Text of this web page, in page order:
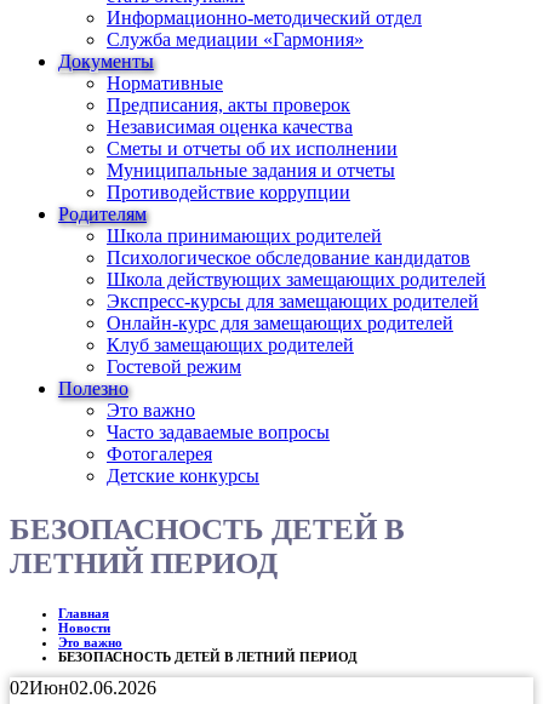
Информационно-методический отдел
Служба медиации «Гармония»
Документы
Нормативные
Предписания, акты проверок
Независимая оценка качества
Сметы и отчеты об их исполнении
Муниципальные задания и отчеты
Противодействие коррупции
Родителям
Школа принимающих родителей
Психологическое обследование кандидатов
Школа действующих замещающих родителей
Экспресс-курсы для замещающих родителей
Онлайн-курс для замещающих родителей
Клуб замещающих родителей
Гостевой режим
Полезно
Это важно
Часто задаваемые вопросы
Фотогалерея
Детские конкурсы
БЕЗОПАСНОСТЬ ДЕТЕЙ В
ЛЕТНИЙ ПЕРИОД
Главная
Новости
Это важно
БЕЗОПАСНОСТЬ ДЕТЕЙ В ЛЕТНИЙ ПЕРИОД
02Июн02.06.2026